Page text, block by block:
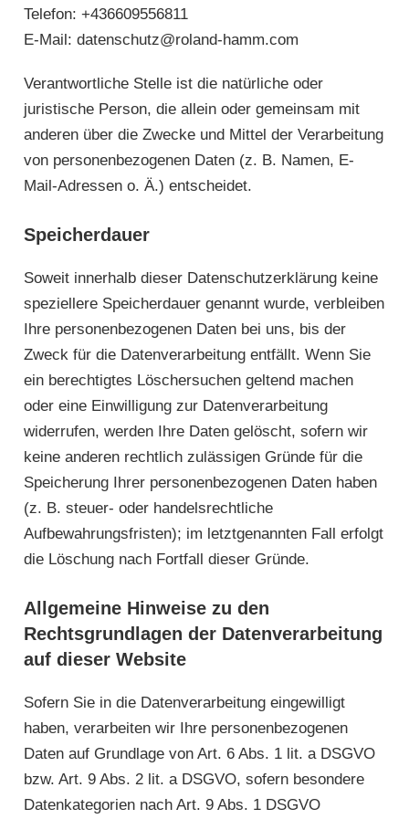
Telefon: +436609556811
E-Mail: datenschutz@roland-hamm.com
Verantwortliche Stelle ist die natürliche oder
juristische Person, die allein oder gemeinsam mit
anderen über die Zwecke und Mittel der Verarbeitung
von personenbezogenen Daten (z. B. Namen, E-
Mail-Adressen o. Ä.) entscheidet.
Speicherdauer
Soweit innerhalb dieser Datenschutzerklärung keine
speziellere Speicherdauer genannt wurde, verbleiben
Ihre personenbezogenen Daten bei uns, bis der
Zweck für die Datenverarbeitung entfällt. Wenn Sie
ein berechtigtes Löschersuchen geltend machen
oder eine Einwilligung zur Datenverarbeitung
widerrufen, werden Ihre Daten gelöscht, sofern wir
keine anderen rechtlich zulässigen Gründe für die
Speicherung Ihrer personenbezogenen Daten haben
(z. B. steuer- oder handelsrechtliche
Aufbewahrungsfristen); im letztgenannten Fall erfolgt
die Löschung nach Fortfall dieser Gründe.
Allgemeine Hinweise zu den
Rechtsgrundlagen der Datenverarbeitung
auf dieser Website
Sofern Sie in die Datenverarbeitung eingewilligt
haben, verarbeiten wir Ihre personenbezogenen
Daten auf Grundlage von Art. 6 Abs. 1 lit. a DSGVO
bzw. Art. 9 Abs. 2 lit. a DSGVO, sofern besondere
Datenkategorien nach Art. 9 Abs. 1 DSGVO